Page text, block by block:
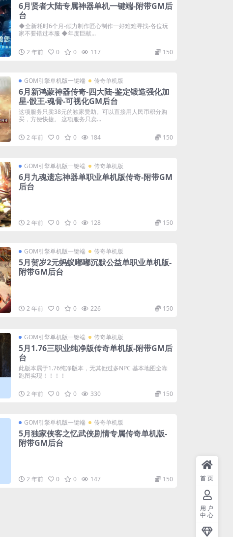
6月贤者大陆专属神器单机一键端-附带GM后
台
◆全新耗时6个月-倾力制作匠心制作一好难难寻找-各位玩
家不要错过本服 ◆年度巨献...
2 年前 0 0 117 150
GOM引擎单机版一键端 传奇单机版
6月新鸿蒙神器传奇-四大陆-鉴定锻造强化加
星-骰王-魂骨-可视化GM后台
这项服务只卖38元的独家赞助。可以直接用人民币积分购
买，方便快捷。 这项服务只卖...
2 年前 0 0 184 150
GOM引擎单机版一键端 传奇单机版
6月九魂遗忘神器单职业单机版传奇-附带GM
后台
2 年前 0 0 128 150
GOM引擎单机版一键端 传奇单机版
5月贺岁2元蚂蚁嘟嘟沉默公益单职业单机版-
附带GM后台
2 年前 0 0 226 150
GOM引擎单机版一键端 传奇单机版
5月1.76三职业纯净版传奇单机版-附带GM后
台
此版本属于1.76纯净版本，无其他过多NPC 基本地图全靠
跑图实现！！！！
2 年前 0 0 330 150
GOM引擎单机版一键端 传奇单机版
5月独家侠客之忆武侠剧情专属传奇单机版-
附带GM后台
2 年前 0 0 147 150 首页
用户
中心